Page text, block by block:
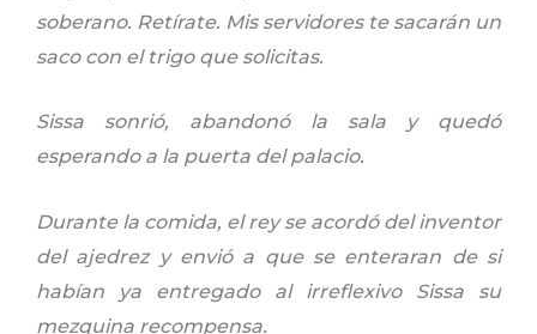
soberano. Retírate. Mis servidores te sacarán un
saco con el trigo que solicitas.
Sissa sonrió, abandonó la sala y quedó
esperando a la puerta del palacio.
Durante la comida, el rey se acordó del inventor
del ajedrez y envió a que se enteraran de si
habían ya entregado al irreflexivo Sissa su
mezquina recompensa.